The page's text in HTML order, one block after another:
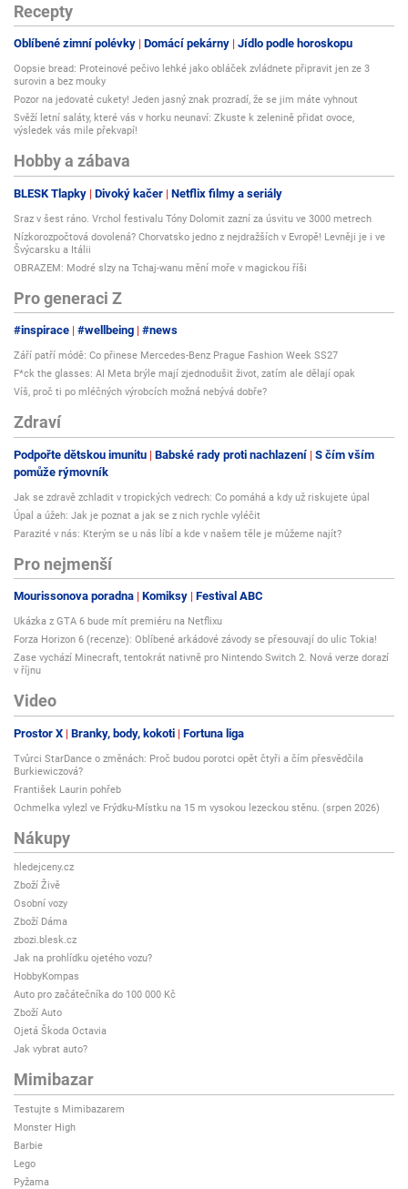
Recepty
Oblíbené zimní polévky Domácí pekárny Jídlo podle horoskopu
Oopsie bread: Proteinové pečivo lehké jako obláček zvládnete připravit jen ze 3
surovin a bez mouky
Pozor na jedovaté cukety! Jeden jasný znak prozradí, že se jim máte vyhnout
Svěží letní saláty, které vás v horku neunaví: Zkuste k zelenině přidat ovoce,
výsledek vás mile překvapí!
Hobby a zábava
BLESK Tlapky Divoký kačer Netflix filmy a seriály
Sraz v šest ráno. Vrchol festivalu Tóny Dolomit zazní za úsvitu ve 3000 metrech
Nízkorozpočtová dovolená? Chorvatsko jedno z nejdražších v Evropě! Levněji je i ve
Švýcarsku a Itálii
OBRAZEM: Modré slzy na Tchaj-wanu mění moře v magickou říši
Pro generaci Z
#inspirace #wellbeing #news
Září patří módě: Co přinese Mercedes-Benz Prague Fashion Week SS27
F*ck the glasses: AI Meta brýle mají zjednodušit život, zatím ale dělají opak
Víš, proč ti po mléčných výrobcích možná nebývá dobře?
Zdraví
Podpořte dětskou imunitu Babské rady proti nachlazení S čím vším
pomůže rýmovník
Jak se zdravě zchladit v tropických vedrech: Co pomáhá a kdy už riskujete úpal
Úpal a úžeh: Jak je poznat a jak se z nich rychle vyléčit
Parazité v nás: Kterým se u nás líbí a kde v našem těle je můžeme najít?
Pro nejmenší
Mourissonova poradna Komiksy Festival ABC
Ukázka z GTA 6 bude mít premiéru na Netflixu
Forza Horizon 6 (recenze): Oblíbené arkádové závody se přesouvají do ulic Tokia!
Zase vychází Minecraft, tentokrát nativně pro Nintendo Switch 2. Nová verze dorazí
v říjnu
Video
Prostor X Branky, body, kokoti Fortuna liga
Tvůrci StarDance o změnách: Proč budou porotci opět čtyři a čím přesvědčila
Burkiewiczová?
František Laurin pohřeb
Ochmelka vylezl ve Frýdku-Místku na 15 m vysokou lezeckou stěnu. (srpen 2026)
Nákupy
hledejceny.cz
Zboží Živě
Osobní vozy
Zboží Dáma
zbozi.blesk.cz
Jak na prohlídku ojetého vozu?
HobbyKompas
Auto pro začátečníka do 100 000 Kč
Zboží Auto
Ojetá Škoda Octavia
Jak vybrat auto?
Mimibazar
Testujte s Mimibazarem
Monster High
Barbie
Lego
Pyžama